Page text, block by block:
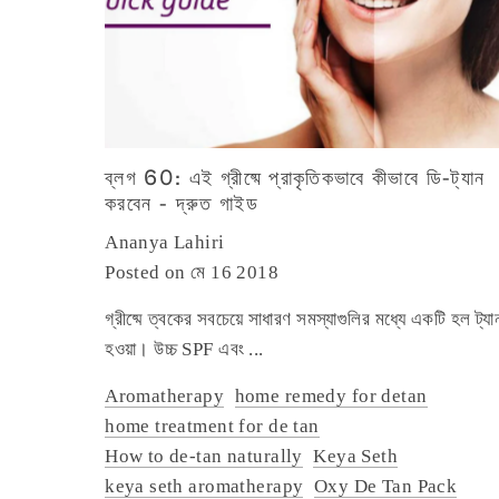
ব্লগ 60: এই গ্রীষ্মে প্রাকৃতিকভাবে কীভাবে ডি-ট্যান
করবেন - দ্রুত গাইড
Ananya Lahiri
Posted on মে 16 2018
গ্রীষ্মে ত্বকের সবচেয়ে সাধারণ সমস্যাগুলির মধ্যে একটি হল
হওয়া। উচ্চ SPF এবং ...
Aromatherapy home remedy for detan
home treatment for de tan
How to de-tan naturally Keya Seth
keya seth aromatherapy Oxy De Tan Pack